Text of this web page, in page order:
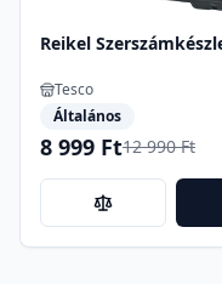
Reikel
Tesco
Általános
8 999 Ft12 990 Ft